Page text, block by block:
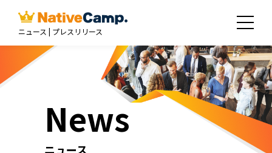
ニュース | プレスリリース
News
ニュース